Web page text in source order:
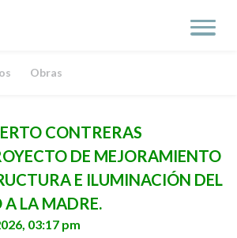
Obras
CONTRERAS
DE MEJORAMIENTO
E ILUMINACIÓN DEL
LA MADRE.
03:17 pm